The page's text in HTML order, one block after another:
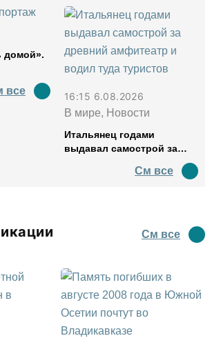
домой».
все
16:15 6.08.2026
В мире, Новости
Итальянец годами
выдавал самострой за
водил туда туристов
См все
См все